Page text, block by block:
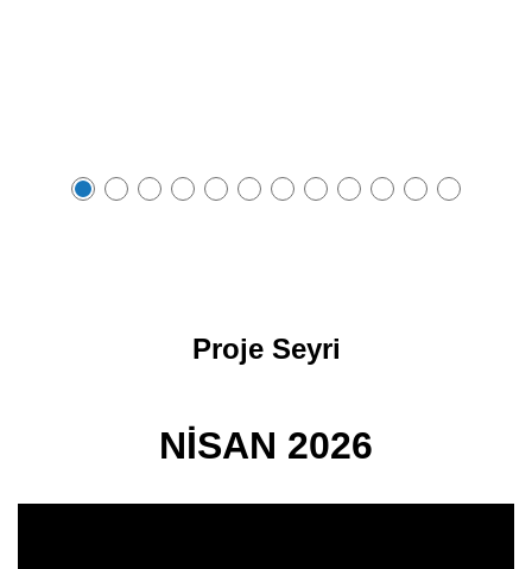
Proje Seyri
NİSAN 2026